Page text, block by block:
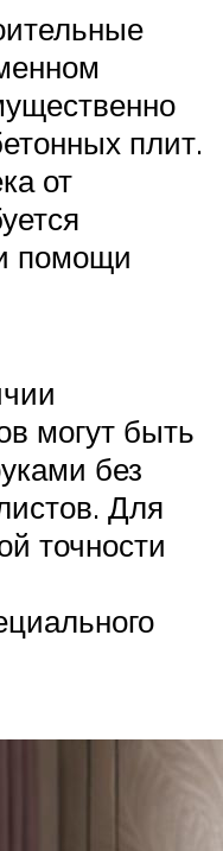
плит.
от
помощи
могут быть
без
Для
точности